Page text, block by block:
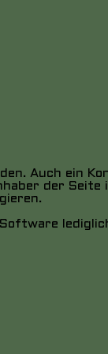
Auch ein
der